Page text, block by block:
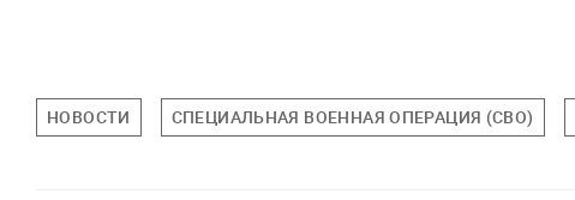
НОВОСТИ СПЕЦИАЛЬНАЯ ВОЕННАЯ ОПЕРАЦИЯ (СВО)